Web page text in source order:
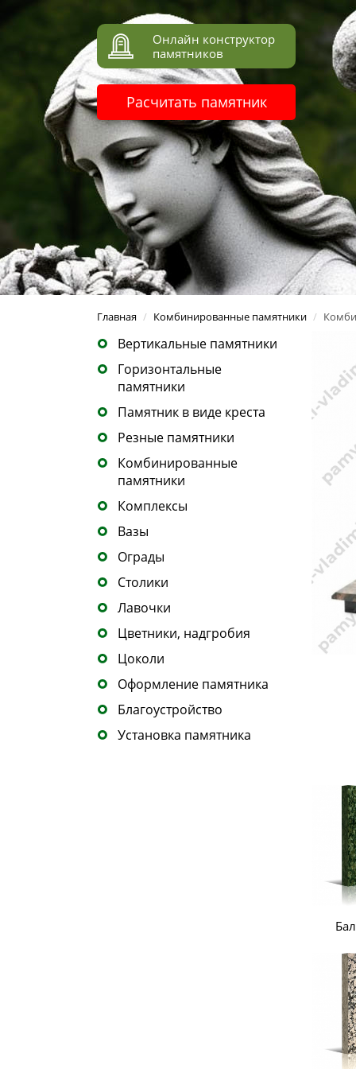
Онлайн конструктор
памятников
Расчитать памятник
Главная / Комбинированные памятники /
Вертикальные памятники
Горизонтальные
памятники
Памятник в виде креста
Резные памятники
Комбинированные
памятники
Комплексы
Вазы
Ограды
Столики
Лавочки
Цветники, надгробия
Цоколи
Оформление памятника
Благоустройство
Установка памятника